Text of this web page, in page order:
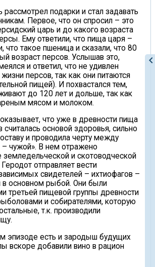
рассмотрел подарки и стал задавать
Первое, что он спросил – это
царь и до какого возраста
Ему ответили, что пища царя –
что такое пшеница и сказали, что 80
возраст персов. Услышав это,
и ответил, что не удивлен
персов, так как они питаются
пищей). И похвастался тем,
до 120 лет и дольше, так как
мясом и молоком.
что уже в древности пища
основой здоровья, сильно
и проводила черту между
– чужой». В нем отражено
земледельческой и скотоводческой
Геродот отправляет вести
свидетелей – ихтиофагов –
в основном рыбой. Они были
третьей пищевой группы древности
и собирателями, которую
т.к. производили
эпизоде есть и зародыш будущих
вскоре добавили вино в рацион